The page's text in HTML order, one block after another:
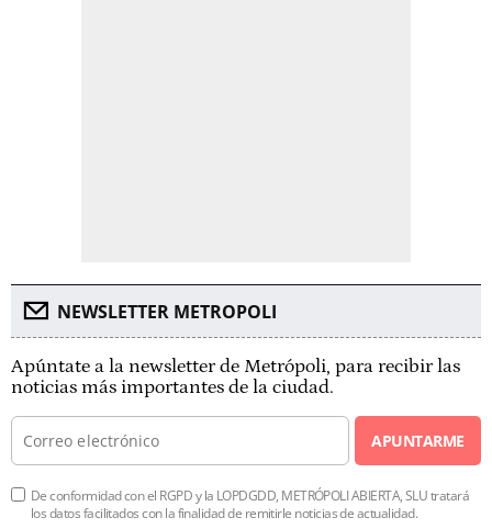
NEWSLETTER METROPOLI
Apúntate a la newsletter de Metrópoli, para recibir las
noticias más importantes de la ciudad.
APUNTARME
De conformidad con el RGPD y la LOPDGDD, METRÓPOLI ABIERTA, SLU tratará
los datos facilitados con la finalidad de remitirle noticias de actualidad.